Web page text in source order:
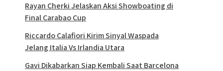
Rayan Cherki Jelaskan Aksi Showboating di
Final Carabao Cup
Riccardo Calafiori Kirim Sinyal Waspada
Jelang Italia Vs Irlandia Utara
Gavi Dikabarkan Siap Kembali Saat Barcelona